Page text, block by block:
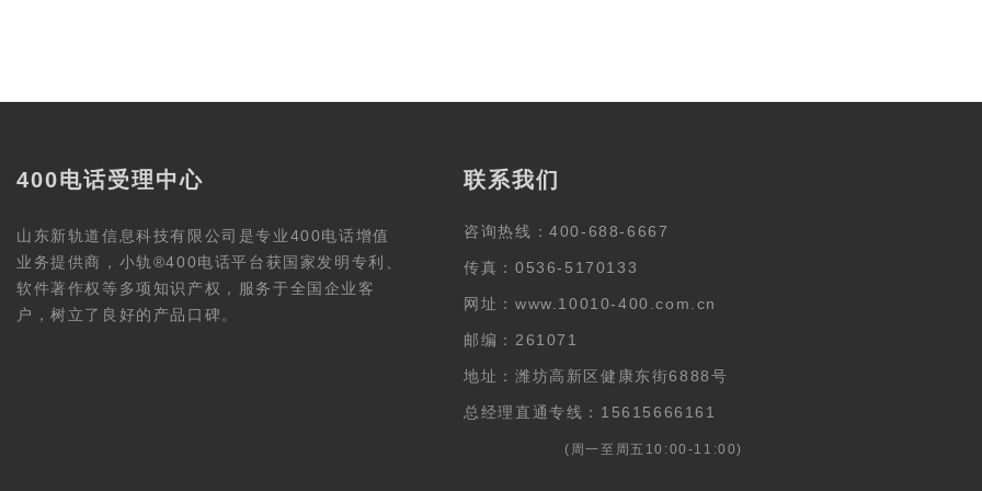
400电话受理中心
山东新轨道信息科技有限公司是专业400电话增值
业务提供商，小轨®400电话平台获国家发明专利、
软件著作权等多项知识产权，服务于全国企业客
户，树立了良好的产品口碑。
联系我们
咨询热线：400-688-6667
传真：0536-5170133
网址：www.10010-400.com.cn
邮编：261071
地址：潍坊高新区健康东街6888号
总经理直通专线：15615666161
(周一至周五10:00-11:00)